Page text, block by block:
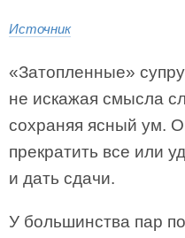
Источник
«Затопленные»
не искажая смысла
сохраняя ясный ум.
прекратить все или
и дать сдачи.
У большинства пар